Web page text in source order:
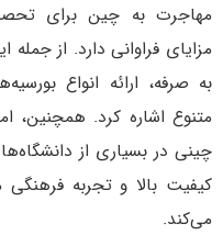
مهاجرت به چین برای
مزایای فراوانی دارد. از
به ‌صرفه، ارائه انواع
متنوع اشاره کرد. همچنین،
چینی در بسیاری از
کیفیت بالا و تجربه
می‌کند.